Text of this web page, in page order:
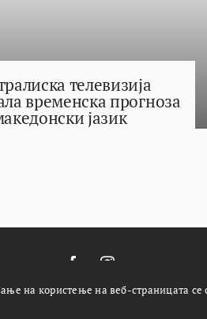
телевизија
временска прогноза
јазик
на користење на веб-страницата се